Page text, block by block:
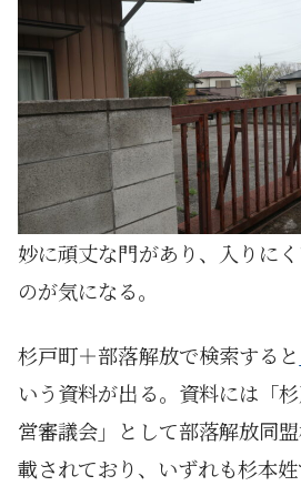
妙に頑丈な門があり、入りに
のが気になる。
杉戸町＋部落解放で検索すると
いう資料が出る。資料には「
営審議会」として部落解放同
載されており、いずれも杉本姓